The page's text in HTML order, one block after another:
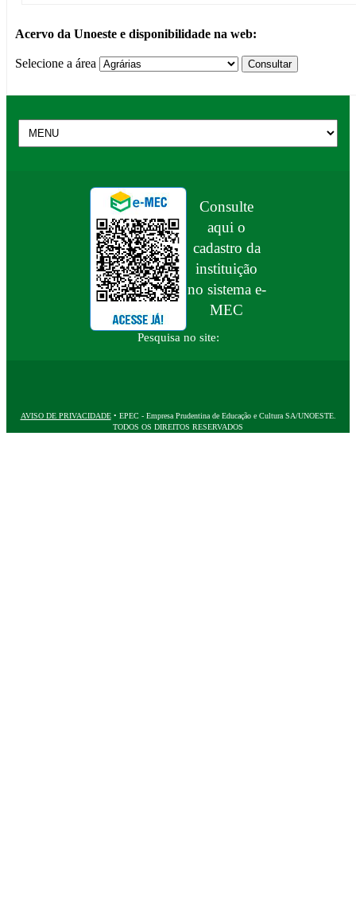
Acervo da Unoeste e disponibilidade na web:
Selecione a área
Consulte
aqui o
cadastro da
instituição
no sistema e-
MEC
Pesquisa no site:
AVISO DE PRIVACIDADE• EPEC - Empresa Prudentina de Educação e Cultura SA/UNOESTE.
TODOS OS DIREITOS RESERVADOS